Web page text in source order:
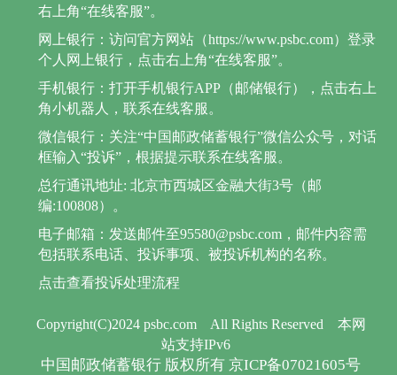
Copyright(C)2024 psbc.com All Rights Reserved
本网
站支持IPv6
中国邮政储蓄银行 版权所有 京ICP备07021605号
右上角“在线客服”。
网上银行：访问官方网站（https://www.psbc.com）登录
个人网上银行，点击右上角“在线客服”。
手机银行：打开手机银行APP（邮储银行），点击右上
角小机器人，联系在线客服。
微信银行：关注“中国邮政储蓄银行”微信公众号，对话
框输入“投诉”，根据提示联系在线客服。
总行通讯地址: 北京市西城区金融大街3号（邮
编:100808）。
电子邮箱：发送邮件至95580@psbc.com，邮件内容需
包括联系电话、投诉事项、被投诉机构的名称。
点击查看投诉处理流程